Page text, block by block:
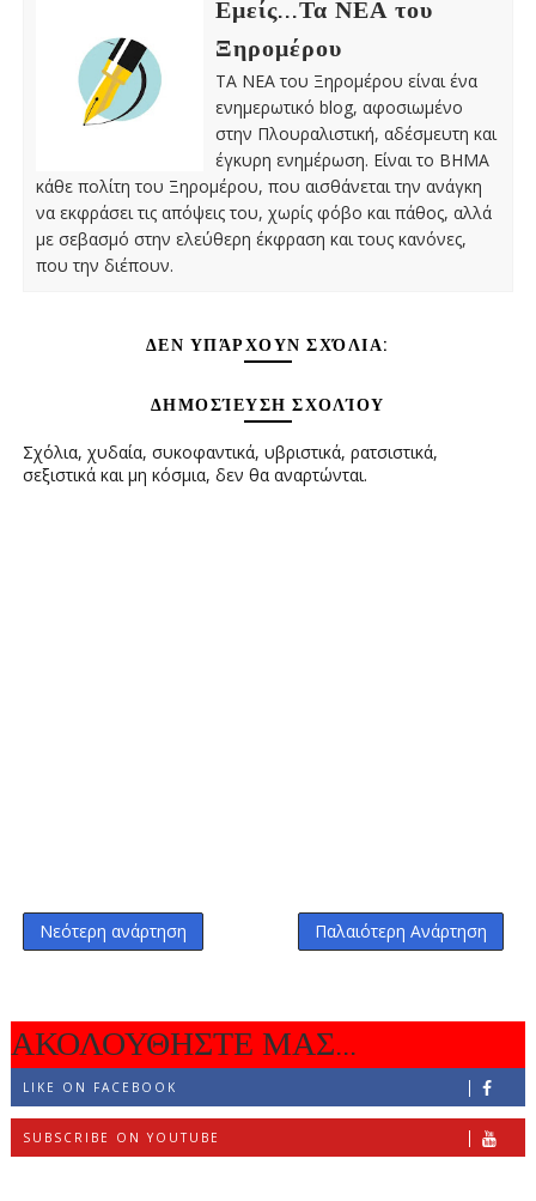
Εμείς...Τα ΝΕΑ του
Ξηρομέρου
ΤΑ ΝΕΑ του Ξηρομέρου είναι ένα
ενημερωτικό blog, αφοσιωμένο
στην Πλουραλιστική, αδέσμευτη και
έγκυρη ενημέρωση. Είναι το ΒΗΜΑ
κάθε πολίτη του Ξηρομέρου, που αισθάνεται την ανάγκη
να εκφράσει τις απόψεις του, χωρίς φόβο και πάθος, αλλά
με σεβασμό στην ελεύθερη έκφραση και τους κανόνες,
που την διέπουν.
ΔΕΝ ΥΠΆΡΧΟΥΝ ΣΧΌΛΙΑ:
ΔΗΜΟΣΊΕΥΣΗ ΣΧΟΛΊΟΥ
Σχόλια, χυδαία, συκοφαντικά, υβριστικά, ρατσιστικά,
σεξιστικά και μη κόσμια, δεν θα αναρτώνται.
Νεότερη ανάρτηση Παλαιότερη Ανάρτηση
ΑΚΟΛΟΥΘΗΣΤΕ ΜΑΣ...
LIKE ON FACEBOOK
SUBSCRIBE ON YOUTUBE